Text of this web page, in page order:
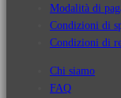
Modalità di
Condizioni di
Condizioni di
Chi siamo
FAQ